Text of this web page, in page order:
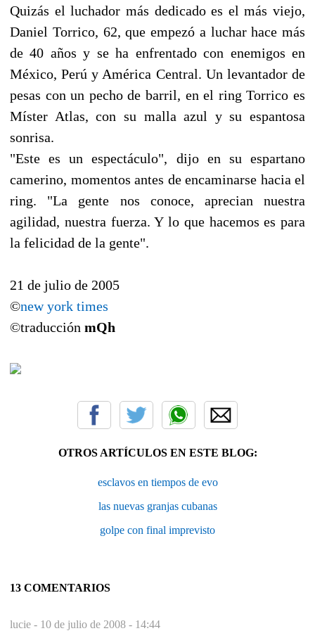
Quizás el luchador más dedicado es el más viejo,
Daniel Torrico, 62, que empezó a luchar hace más
de 40 años y se ha enfrentado con enemigos en
México, Perú y América Central. Un levantador de
pesas con un pecho de barril, en el ring Torrico es
Míster Atlas, con su malla azul y su espantosa
sonrisa.
"Este es un espectáculo", dijo en su espartano
camerino, momentos antes de encaminarse hacia el
ring. "La gente nos conoce, aprecian nuestra
agilidad, nuestra fuerza. Y lo que hacemos es para
la felicidad de la gente".
21 de julio de 2005
©new york times
©traducción mQh
OTROS ARTÍCULOS EN ESTE BLOG:
esclavos en tiempos de evo
las nuevas granjas cubanas
golpe con final imprevisto
13 COMENTARIOS
lucie - 10 de julio de 2008 - 14:44